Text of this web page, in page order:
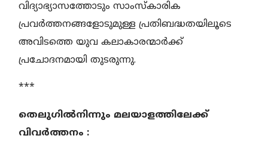
വിദ്യാഭ്യാസത്തോടും സാംസ്കാരിക
പ്രവർത്തനങ്ങളോടുമുള്ള പ്രതിബദ്ധതയിലൂടെ
അവിടത്തെ യുവ കലാകാരന്മാർക്ക്
പ്രചോദനമായി തുടരുന്നു.
***
തെലുഗില്‍നിന്നും മലയാളത്തിലേക്ക്
വിവര്‍ത്തനം :